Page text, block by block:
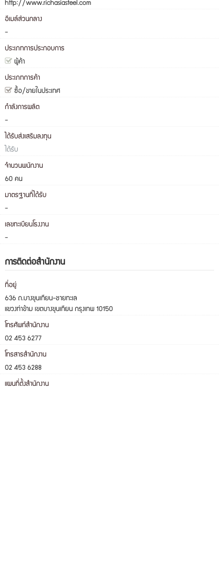
http://www.richasiasteel.com
อีเมล์ส่วนกลาง
-
ประเภทการประกอบการ
ผู้ค้า
ประเภทการค้า
ซื้อ/ขายในประเทศ
กำลังการผลิต
-
ได้รับส่งเสริมลงทุน
ได้รับ
จำนวนพนักงาน
60 คน
มาตรฐานที่ได้รับ
-
เลขทะเบียนโรงงาน
-
การติดต่อสำนักงาน
ที่อยู่
636 ถ.บางขุนเทียน-ชายทะเล
แขวงท่าข้าม เขตบางขุนเทียน กรุงเทพ 10150
โทรศัพท์สำนักงาน
02 453 6277
โทรสารสำนักงาน
02 453 6288
แผนที่ตั้งสำนักงาน